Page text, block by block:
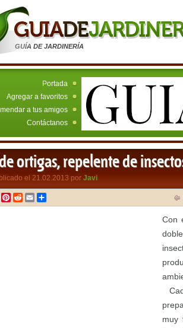
GUÍA DE JARDINERÍA
Portada
Agregar a favoritos
a tus amigos
Contáctanos
ortigas, repelente de
el 21.02.2013 por Javi
TwitterPinterest
RedditEmail
Con
muy